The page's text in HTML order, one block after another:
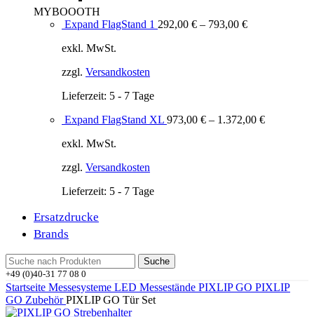
MYBOOOTH
Expand FlagStand 1 292,00 € – 793,00 €
exkl. MwSt.
zzgl. Versandkosten
Lieferzeit: 5 - 7 Tage
Expand FlagStand XL 973,00 € – 1.372,00 €
exkl. MwSt.
zzgl. Versandkosten
Lieferzeit: 5 - 7 Tage
Ersatzdrucke
Brands
Suche
+49 (0)40-31 77 08 0
Startseite Messesysteme LED Messestände PIXLIP GO PIXLIP
GO ZubehörPIXLIP GO Tür Set